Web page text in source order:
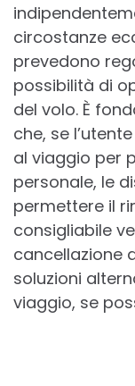
circostanze
prevedono
possibilità di
del volo. È
che, se
al viaggio per
personale, le
permettere il
consigliabile
cancellazione
soluzioni
viaggio, se